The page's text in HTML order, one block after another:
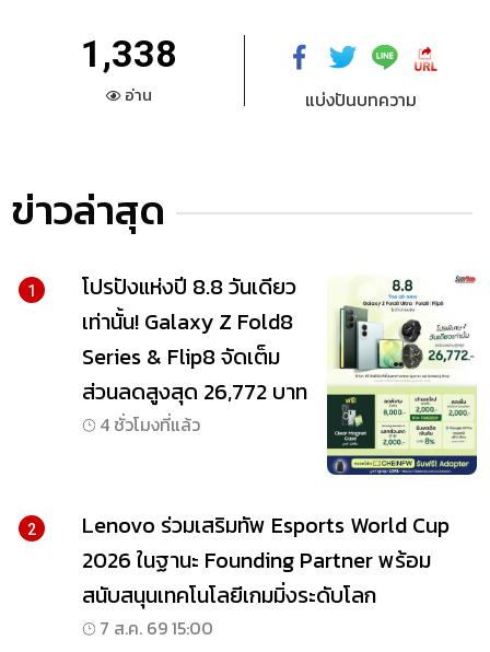
1,338
อ่าน แบ่งปันบทความ
ข่าวล่าสุด
1
โปรปังแห่งปี 8.8 วันเดียว
เท่านั้น! Galaxy Z Fold8
Series & Flip8 จัดเต็ม
ส่วนลดสูงสุด 26,772 บาท
4 ชั่วโมงที่แล้ว
2
Lenovo ร่วมเสริมทัพ Esports World Cup
2026 ในฐานะ Founding Partner พร้อม
สนับสนุนเทคโนโลยีเกมมิ่งระดับโลก
7 ส.ค. 69 15:00